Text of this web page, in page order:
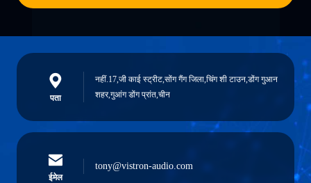
पता
नहीं.17,जी काई स्ट्रीट,सोंग गैंग जिला,चिंग शी टाउन,डोंग गुआन
शहर,गुआंग डोंग प्रांत,चीन
ईमेल
tony@vistron-audio.com